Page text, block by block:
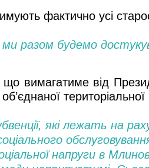
фактично усі
ми разом будемо
вимагатиме від
які лежать на
напруги в